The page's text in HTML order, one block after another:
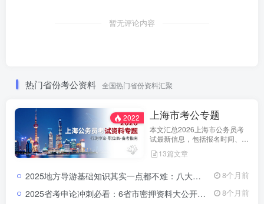
暂无评论内容
热门省份考公资料 全国热门省份资料汇聚
2022 上海市考公专题
本文汇总2026上海市公务员考
试最新信息，包括报名时间、招
考公告、职位表、笔试科目及行
测申论备考指南。通过政策解读
天津市考特点，合理安排备考计
13篇文章
2025地方导游基础知识其实一点都不难：八大片区视频教程通关秘籍与高分记忆法2025导游资格考试科目三地方导游基础知识备考攻略 8个月前
2025省考申论冲刺必看：6省市密押资料大公开，高分上岸就靠它！ 8个月前